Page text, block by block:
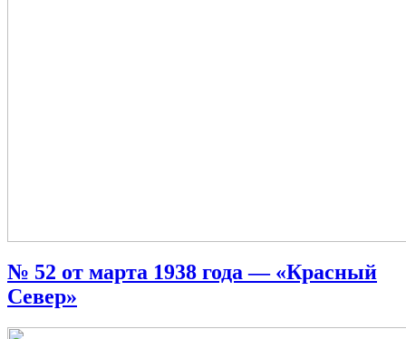
№ 52 от марта 1938 года — «Красный
Север»